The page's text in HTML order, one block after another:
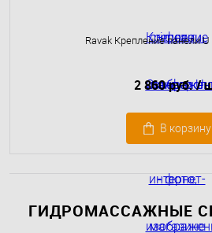
Ravak Крепление панели
2 860 руб./
В корзину
ГИДРОМАССАЖНЫЕ